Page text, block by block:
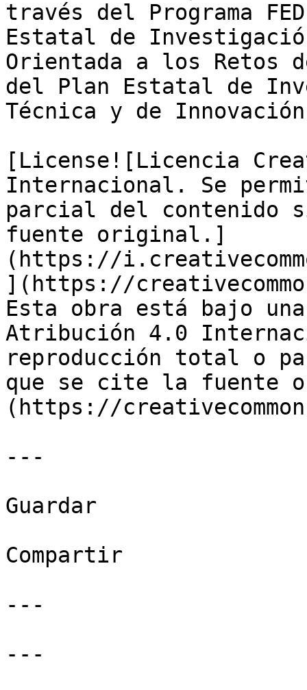
través del Programa
Estatal de
Orientada a los Retos
del Plan Estatal de
Técnica y de
[License![Licencia
Internacional. Se
parcial del contenido
fuente original.]
(https://
](https://
Esta obra está bajo
Atribución 4.0
reproducción total o
que se cite la fuente
(https://
---
Guardar
Compartir
---
---